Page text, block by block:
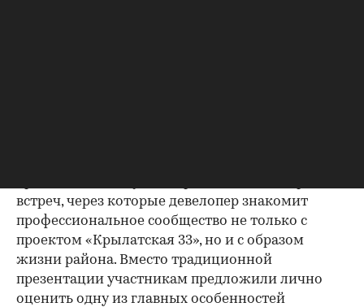
встреч, через которые девелопер знакомит
профессиональное сообщество не только с
проектом «Крылатская 33», но и с образом
жизни района. Вместо традиционной
презентации участникам предложили лично
оценить одну из главных особенностей